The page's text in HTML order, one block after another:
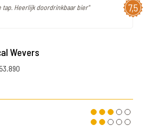
7,5
tap. Heerlijk doordrinkbaar bier"
Wevers